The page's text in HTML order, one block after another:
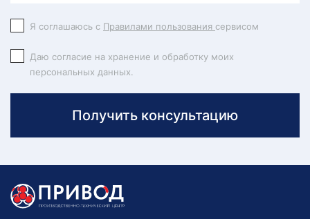
Я соглашаюсь с Правилами пользования сервисом
Даю согласие на хранение и обработку моих
персональных данных.
Получить консультацию